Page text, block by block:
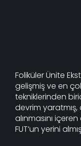
Foliküler Ünite
gelişmiş ve en
tekniklerinden
devrim
alınmasını
FUT’un yerini